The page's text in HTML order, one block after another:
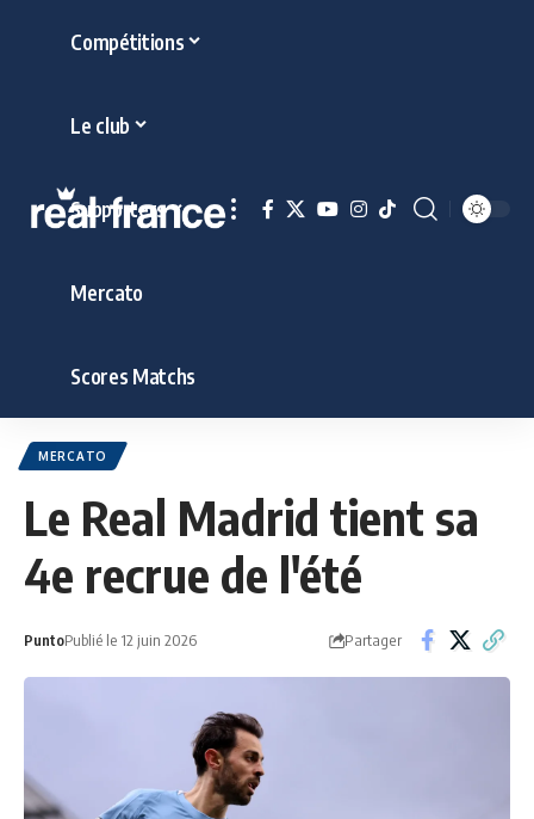
Compétitions
Le club
Supporters
Mercato
Scores Matchs
MERCATO
Le Real Madrid tient sa
4e recrue de l'été
PuntoPublié le 12 juin 2026 Partager